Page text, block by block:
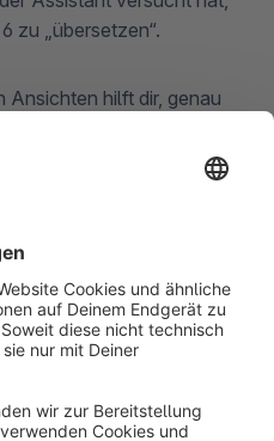
zu „übersetzen“.
Ansichten hilft dir, genau
ID) den Konflikt
nicht
&
Migration